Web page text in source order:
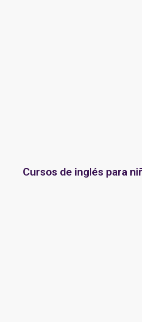
Cursos de inglés para